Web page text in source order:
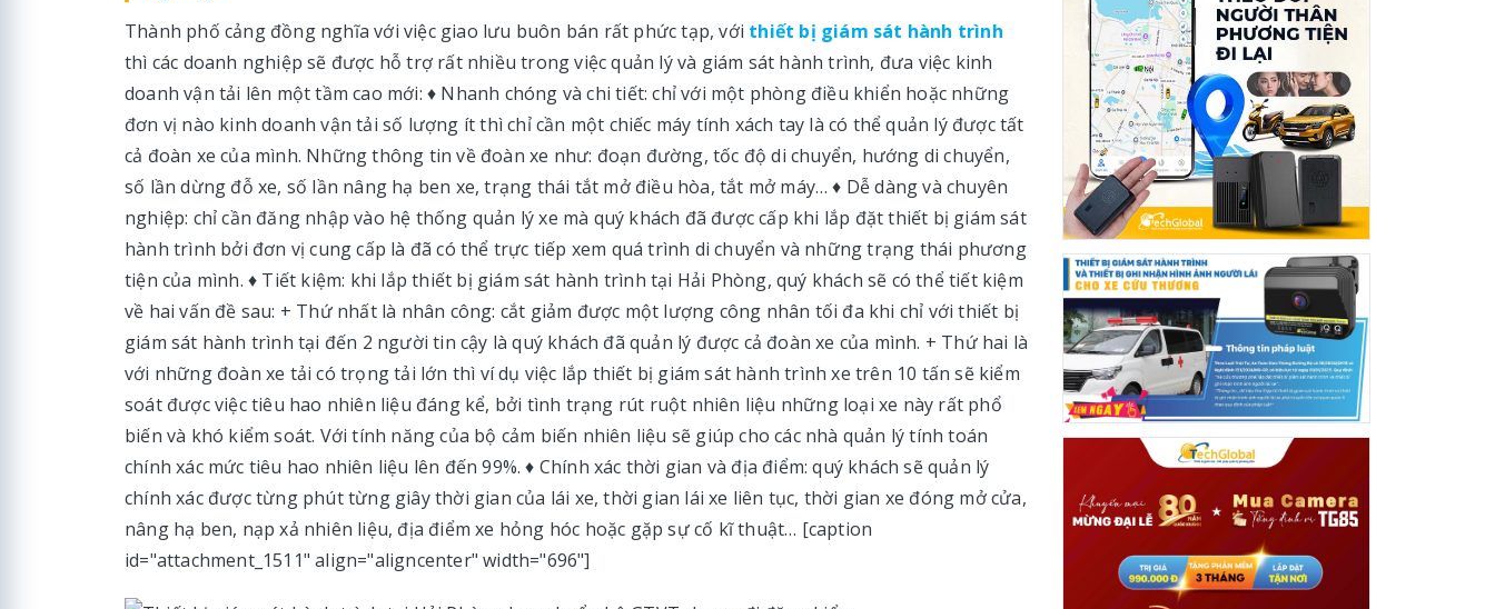
Thành phố cảng đồng nghĩa với việc giao lưu buôn bán rất phức tạp, với thiết bị giám sát hành trình
thì các doanh nghiệp sẽ được hỗ trợ rất nhiều trong việc quản lý và giám sát hành trình, đưa việc kinh
doanh vận tải lên một tầm cao mới: ♦ Nhanh chóng và chi tiết: chỉ với một phòng điều khiển hoặc những
đơn vị nào kinh doanh vận tải số lượng ít thì chỉ cần một chiếc máy tính xách tay là có thể quản lý được tất
cả đoàn xe của mình. Những thông tin về đoàn xe như: đoạn đường, tốc độ di chuyển, hướng di chuyển,
số lần dừng đỗ xe, số lần nâng hạ ben xe, trạng thái tắt mở điều hòa, tắt mở máy… ♦ Dễ dàng và chuyên
nghiệp: chỉ cần đăng nhập vào hệ thống quản lý xe mà quý khách đã được cấp khi lắp đặt thiết bị giám sát
hành trình bởi đơn vị cung cấp là đã có thể trực tiếp xem quá trình di chuyển và những trạng thái phương
tiện của mình. ♦ Tiết kiệm: khi lắp thiết bị giám sát hành trình tại Hải Phòng, quý khách sẽ có thể tiết kiệm
về hai vấn đề sau: + Thứ nhất là nhân công: cắt giảm được một lượng công nhân tối đa khi chỉ với thiết bị
giám sát hành trình tại đến 2 người tin cậy là quý khách đã quản lý được cả đoàn xe của mình. + Thứ hai là
với những đoàn xe tải có trọng tải lớn thì ví dụ việc lắp thiết bị giám sát hành trình xe trên 10 tấn sẽ kiểm
soát được việc tiêu hao nhiên liệu đáng kể, bởi tình trạng rút ruột nhiên liệu những loại xe này rất phổ
biến và khó kiểm soát. Với tính năng của bộ cảm biến nhiên liệu sẽ giúp cho các nhà quản lý tính toán
chính xác mức tiêu hao nhiên liệu lên đến 99%. ♦ Chính xác thời gian và địa điểm: quý khách sẽ quản lý
chính xác được từng phút từng giây thời gian của lái xe, thời gian lái xe liên tục, thời gian xe đóng mở cửa,
nâng hạ ben, nạp xả nhiên liệu, địa điểm xe hỏng hóc hoặc gặp sự cố kĩ thuật… [caption
id="attachment_1511" align="aligncenter" width="696"]